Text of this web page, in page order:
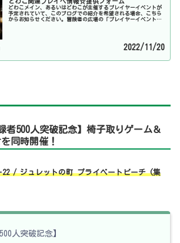
どわこ関連プレイベ情報☆提供フォーム
どわこメイン、あるいはどわこが主催するプレイヤーイベントが
予定されていて、このブログでの紹介を希望される場合、こちら
からお知らせください。冒険者の広場の「プレイヤーイベント告
2022/11/20
録者500人突破記念】椅子取りゲーム＆
同時開催！
22 / ジュレットの町 プライベートビーチ (集
人突破記念】